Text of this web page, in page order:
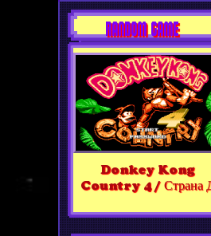
RANDOM GAME
Donkey Kong
Country 4 / Страна